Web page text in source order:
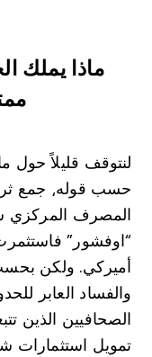
ماذا يملك
لنتوقف قليلاً حول
حسب قوله⸲ جمع
“اوفشور”
أميركي. ولكن
والفساد العابر
الصحافيين الذين
تمويل استثمارات